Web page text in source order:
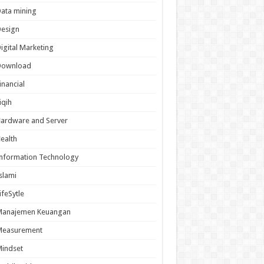
mining
Marketing
and Server
Technology
Keuangan